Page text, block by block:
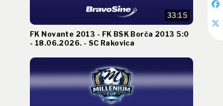
33:15
FK Novante 2013 - FK BSK Borča 2013 5:0
- 18.06.2026. - SC Rakovica